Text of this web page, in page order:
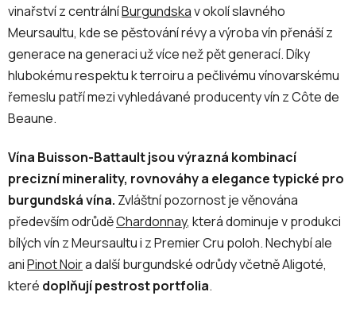
vinařství z centrálníBurgundskav okolí slavného
Meursaultu, kde se pěstování révy a výroba vín přenáší z
generace na generaci už více než pět generací. Díky
hlubokému respektu k terroiru a pečlivému vínovarskému
řemeslu patří mezi vyhledávané producenty vín z Côte de
Beaune.
Vína Buisson-Battault jsou výrazná kombinací
precizní minerality, rovnováhy a elegance typické pro
burgundská vína. Zvláštní pozornost je věnována
především odrůděChardonnay, která dominuje v produkci
bílých vín z Meursaultu i z Premier Cru poloh. Nechybí ale
aniPinot Noira další burgundské odrůdy včetně Aligoté,
které doplňují pestrost portfolia.